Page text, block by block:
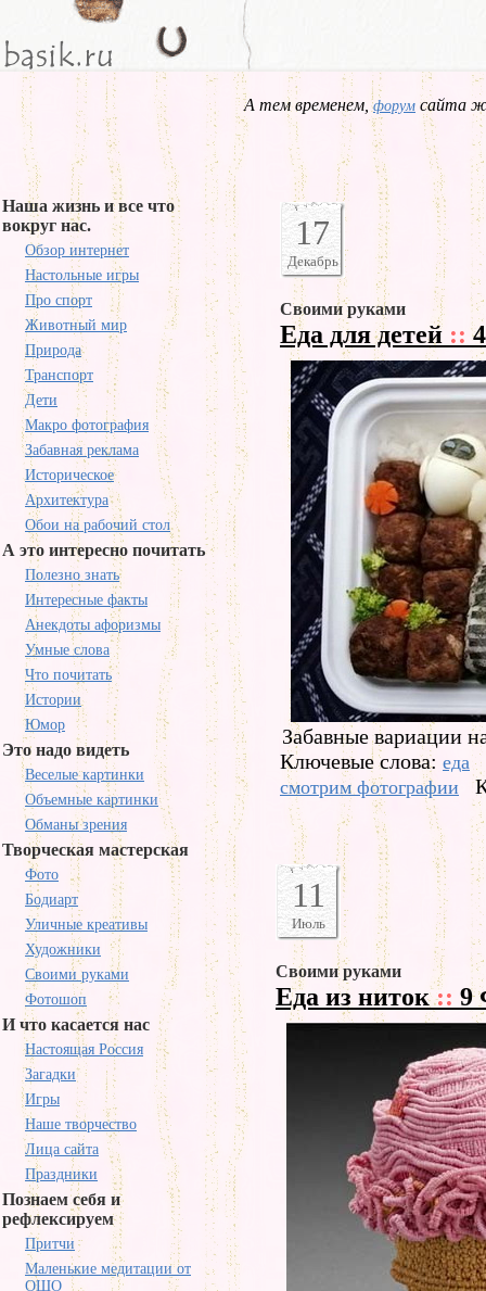
А тем временем,форум сайта
Наша жизнь и все что
вокруг нас.
Обзор интернет
Настольные игры
Про спорт
Животный мир
Природа
Транспорт
Дети
Макро фотография
Забавная реклама
Историческое
Архитектура
Обои на рабочий стол
А это интересно почитать
Полезно знать
Интересные факты
Анекдоты афоризмы
Умные слова
Что почитать
Истории
Юмор
Это надо видеть
Веселые картинки
Объемные картинки
Обманы зрения
Творческая мастерская
Фото
Бодиарт
Уличные креативы
Художники
Своими руками
Фотошоп
И что касается нас
Настоящая Россия
Загадки
Игры
Наше творчество
Лица сайта
Праздники
Познаем себя и
рефлексируем
Притчи
Маленькие медитации от
ОШО
17
Декабрь
Своими руками
Еда для детей ::
Забавные вариации
Ключевые слова: еда
смотрим фотографии
11
Июль
Своими руками
Еда из ниток:: 9